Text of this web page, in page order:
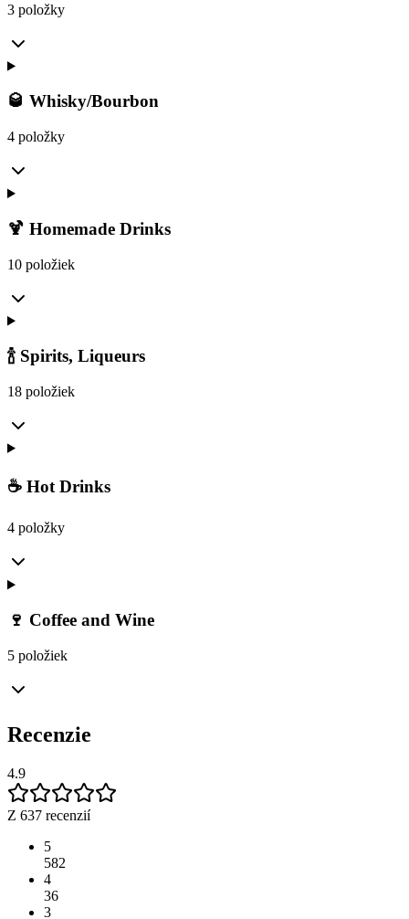
3 položky
🥃 Whisky/Bourbon
4 položky
🍹 Homemade Drinks
10 položiek
🍾 Spirits, Liqueurs
18 položiek
☕ Hot Drinks
4 položky
🍷 Coffee and Wine
5 položiek
Recenzie
4.9
Z 637 recenzií
5
582
4
36
3